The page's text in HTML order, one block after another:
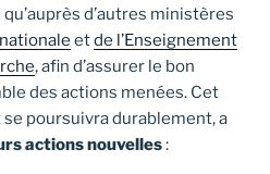
d’autres ministères
etde l’Enseignement
, afin d’assurer le bon
des actions menées. Cet
poursuivra durablement, a
actions nouvelles: